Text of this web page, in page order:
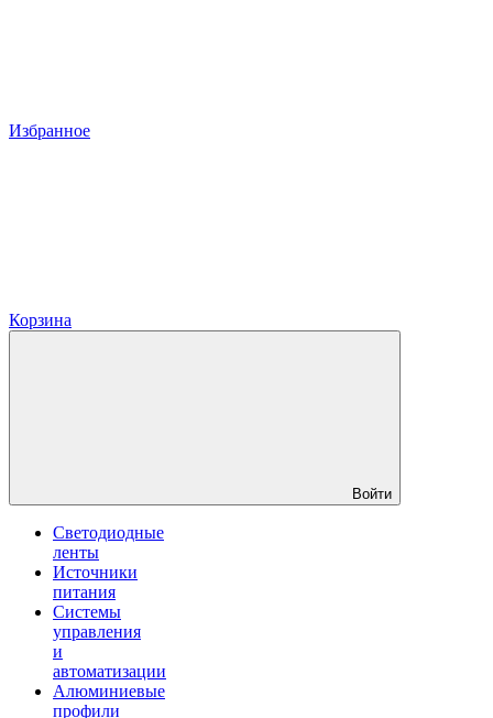
Избранное
Корзина
Войти
Светодиодные
ленты
Источники
питания
Системы
управления
и
автоматизации
Алюминиевые
профили